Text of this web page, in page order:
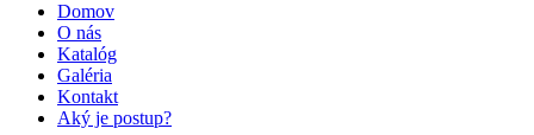
Domov
O nás
Katalóg
Galéria
Kontakt
Aký je postup?